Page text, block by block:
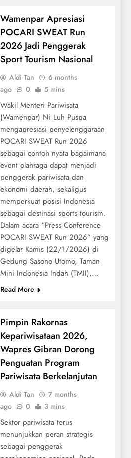
Wamenpar Apresiasi
POCARI SWEAT Run
2026 Jadi Penggerak
Sport Tourism Nasional
Aldi Tan
6 months
ago
0 5 mins
Wakil Menteri Pariwisata
(Wamenpar) Ni Luh Puspa
mengapresiasi penyelenggaraan
POCARI SWEAT Run 2026
sebagai contoh nyata bagaimana
event olahraga dapat menjadi
penggerak pariwisata dan
ekonomi daerah, sekaligus
memperkuat posisi Indonesia
sebagai destinasi sports tourism.
Dalam acara “Press Conference
POCARI SWEAT Run 2026” yang
digelar Kamis (22/1/2026) di
Gedung Sasono Utomo, Taman
Mini Indonesia Indah (TMII),…
Read More
Pimpin Rakornas
Kepariwisataan 2026,
Wapres Gibran Dorong
Penguatan Program
Pariwisata Berkelanjutan
Aldi Tan
7 months
ago
0 3 mins
Sektor pariwisata terus
menunjukkan peran strategis
sebagai penggerak